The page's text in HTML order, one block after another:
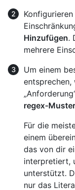
Hinzufügen.
mehrere
Um einem
entsprechen,
regex-
Für die
einem
das von dir
interpretiert,
unterstützt.
nur das